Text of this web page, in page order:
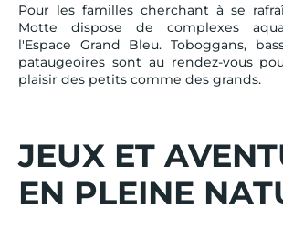
Pour les familles cherchant à se
Motte dispose de complexes
l'Espace Grand Bleu. Toboggans,
pataugeoires sont au rendez-vous
plaisir des petits comme des grands.
JEUX ET
EN PLEINE